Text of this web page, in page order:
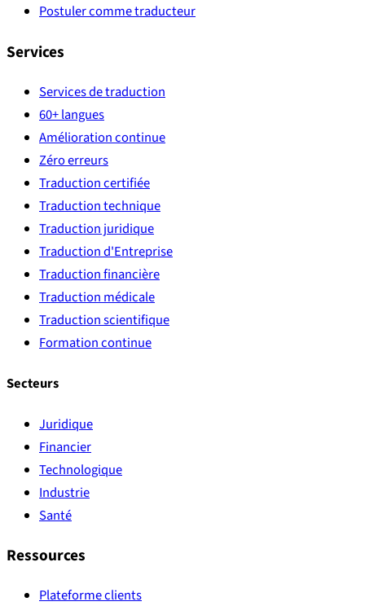
Postuler comme traducteur
Services
Services de traduction
60+ langues
Amélioration continue
Zéro erreurs
Traduction certifiée
Traduction technique
Traduction juridique
Traduction d'Entreprise
Traduction financière
Traduction médicale
Traduction scientifique
Formation continue
Secteurs
Juridique
Financier
Technologique
Industrie
Santé
Ressources
Plateforme clients